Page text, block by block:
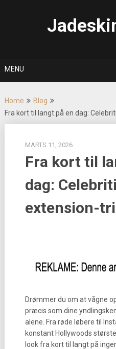
MENU
Home
Blog
Fra kort til langt på en dag:
MARTS 11, 2026
Fra kort til
dag:
extension-
Drømmer du om at vågne
præcis som dine
alene. Fra røde løbere til
konstant Hollywoods
look fra kort til langt på